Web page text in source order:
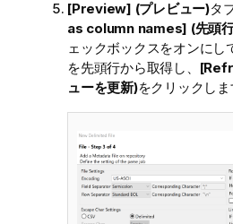
[Preview] (プレビュー)タ
as column names] (先頭
ェックボックスをオンにし
を先頭行から取得し、
ューを更新)をクリックしま